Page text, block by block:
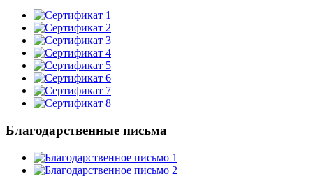
Благодарственные письма